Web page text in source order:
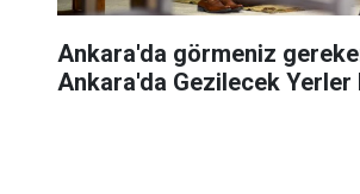
Ankara'da görmeniz
Ankara'da Gezilecek Yerler